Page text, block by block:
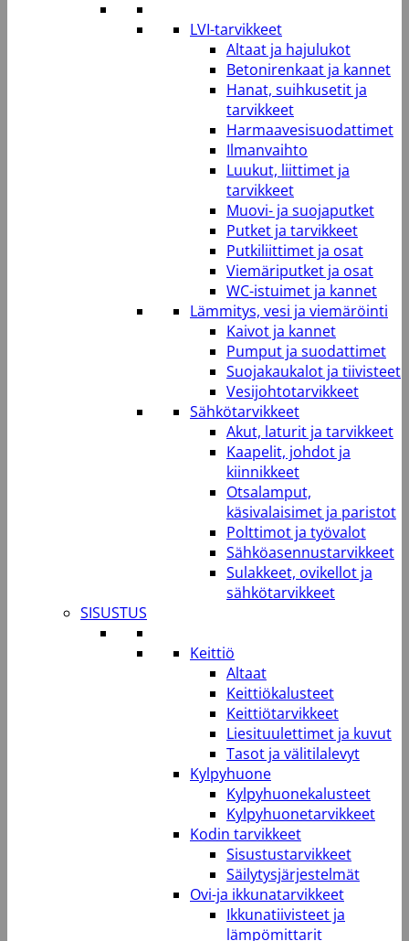
LVI-tarvikkeet
Altaat ja hajulukot
Betonirenkaat ja kannet
Hanat, suihkusetit ja
tarvikkeet
Harmaavesisuodattimet
Ilmanvaihto
Luukut, liittimet ja
tarvikkeet
Muovi- ja suojaputket
Putket ja tarvikkeet
Putkiliittimet ja osat
Viemäriputket ja osat
WC-istuimet ja kannet
Lämmitys, vesi ja viemäröinti
Kaivot ja kannet
Pumput ja suodattimet
Suojakaukalot ja tiivisteet
Vesijohtotarvikkeet
Sähkötarvikkeet
Akut, laturit ja tarvikkeet
Kaapelit, johdot ja
kiinnikkeet
Otsalamput,
käsivalaisimet ja paristot
Polttimot ja työvalot
Sähköasennustarvikkeet
Sulakkeet, ovikellot ja
sähkötarvikkeet
SISUSTUS
Keittiö
Altaat
Keittiökalusteet
Keittiötarvikkeet
Liesituulettimet ja kuvut
Tasot ja välitilalevyt
Kylpyhuone
Kylpyhuonekalusteet
Kylpyhuonetarvikkeet
Kodin tarvikkeet
Sisustustarvikkeet
Säilytysjärjestelmät
Ovi-ja ikkunatarvikkeet
Ikkunatiivisteet ja
lämpömittarit